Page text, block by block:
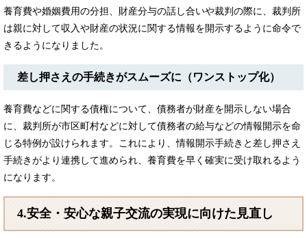
養育費や婚姻費用の分担、財産分与の話し合いや裁判の際に、裁判所
は親に対して収入や財産の状況に関する情報を開示するように命令で
きるようになりました。
差し押さえの手続きがスムーズに（ワンストップ化）
養育費などに関する債権について、債務者が財産を開示しない場合
に、裁判所が市区町村などに対して債務者の給与などの情報開示を命
じる特例が設けられます。これにより、情報開示手続きと差し押さえ
手続きがより連携して進められ、養育費を早く確実に受け取れるよう
になります。
4.安全・安心な親子交流の実現に向けた見直し